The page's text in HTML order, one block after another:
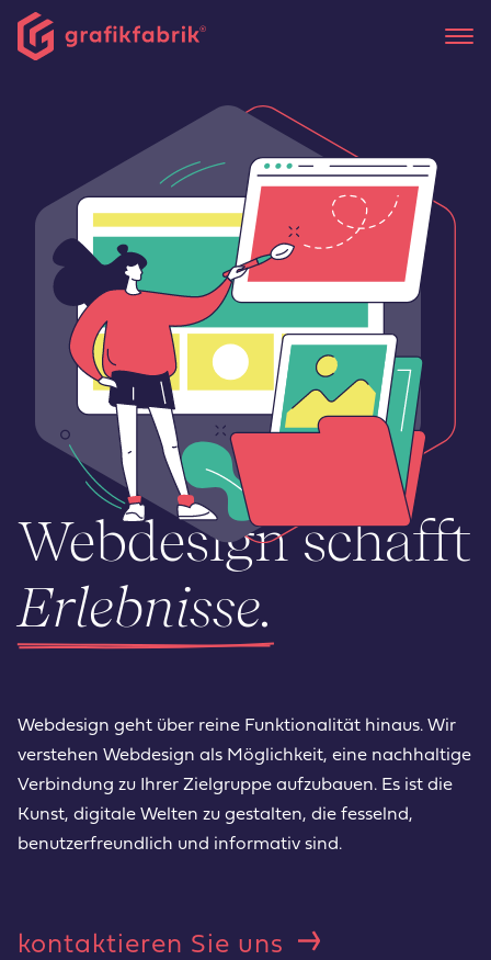
Webdesign schafft
Erlebnisse.
Webdesign geht über reine Funktionalität hinaus. Wir
verstehen Webdesign als Möglichkeit, eine nachhaltige
Verbindung zu Ihrer Zielgruppe aufzubauen. Es ist die
Kunst, digitale Welten zu gestalten, die fesselnd,
benutzerfreundlich und informativ sind.
kontaktieren Sie uns